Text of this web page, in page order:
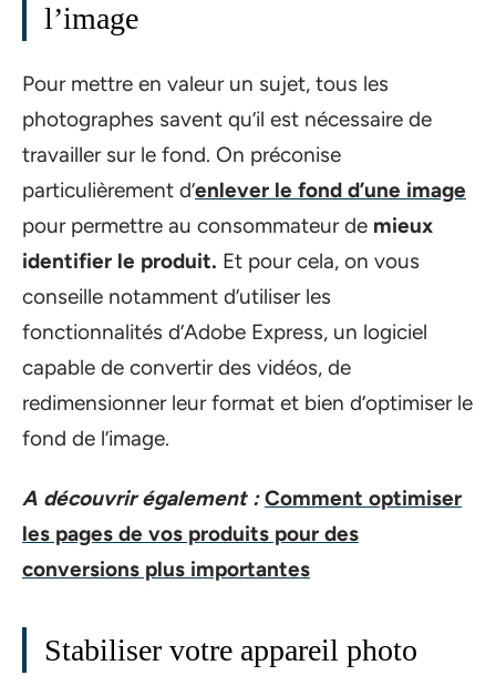
l’image
Pour mettre en valeur un sujet, tous les
photographes savent qu’il est nécessaire de
travailler sur le fond. On préconise
particulièrement d’enlever le fond d’une image
pour permettre au consommateur de mieux
identifier le produit. Et pour cela, on vous
conseille notamment d’utiliser les
fonctionnalités d’Adobe Express, un logiciel
capable de convertir des vidéos, de
redimensionner leur format et bien d’optimiser le
fond de l’image.
A découvrir également : Comment optimiser
les pages de vos produits pour des
conversions plus importantes
Stabiliser votre appareil photo